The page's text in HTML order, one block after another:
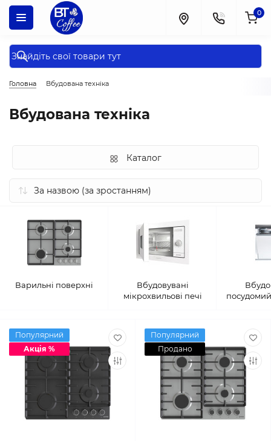
0
Головна Вбудована техніка
Вбудована техніка
Каталог
Варильні поверхні
Вбудовувані
мікрохвильові печі
Популярний
Акція %
Популярний
Продано